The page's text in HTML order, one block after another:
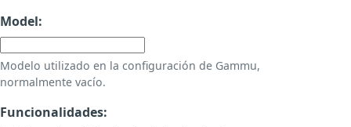
Model:
Modelo utilizado en la configuración de Gammu,
normalmente vacío.
Funcionalidades: